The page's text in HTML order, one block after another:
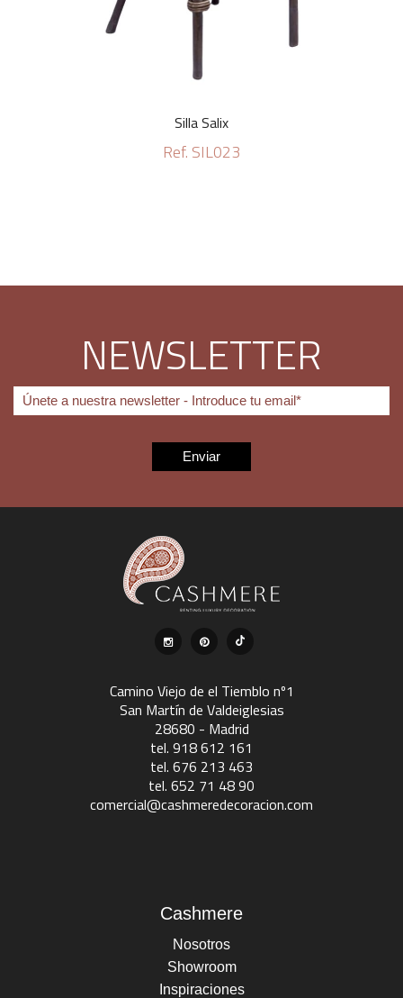
Silla Salix
Ref. SIL023
NEWSLETTER
Camino Viejo de el Tiemblo nº1
San Martín de Valdeiglesias
28680 - Madrid
tel. 918 612 161
tel. 676 213 463
tel. 652 71 48 90
comercial@cashmeredecoracion.com
Cashmere
Nosotros
Showroom
Inspiraciones